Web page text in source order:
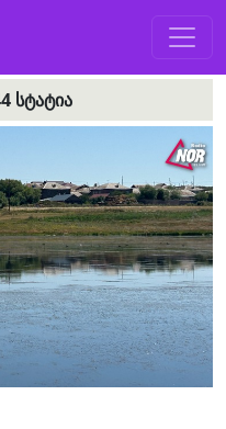
ᲡᲢᲐᲢᲘᲐ